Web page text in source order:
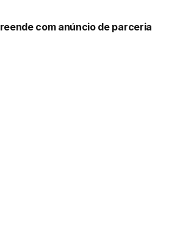
com anúncio de parceria